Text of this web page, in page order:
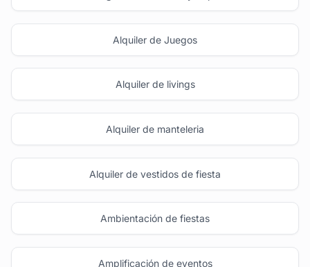
Alquiler de Juegos
Alquiler de livings
Alquiler de manteleria
Alquiler de vestidos de fiesta
Ambientación de fiestas
Amplificación de eventos